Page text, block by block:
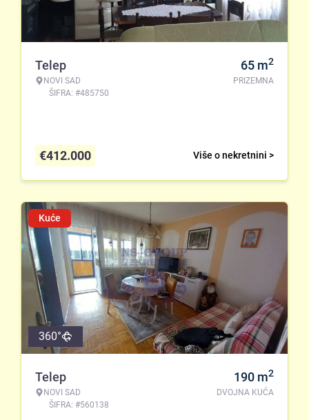
Telep
NOVI SAD
ŠIFRA: #485750
65 m2
PRIZEMNA
Više o nekretnini >
€412.000
Kuće
360°
Telep
NOVI SAD
ŠIFRA: #560138
190 m2
DVOJNA KUĆA